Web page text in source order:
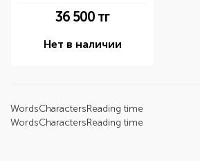
36 500 тг
Нет в наличии
WordsCharactersReading time
WordsCharactersReading time